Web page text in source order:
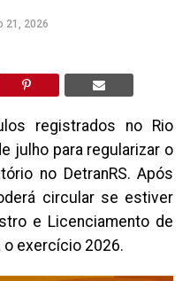
21, 2026
registrados no Rio
julho para regularizar o
no DetranRS. Após
circular se estiver
e Licenciamento de
o exercício 2026.